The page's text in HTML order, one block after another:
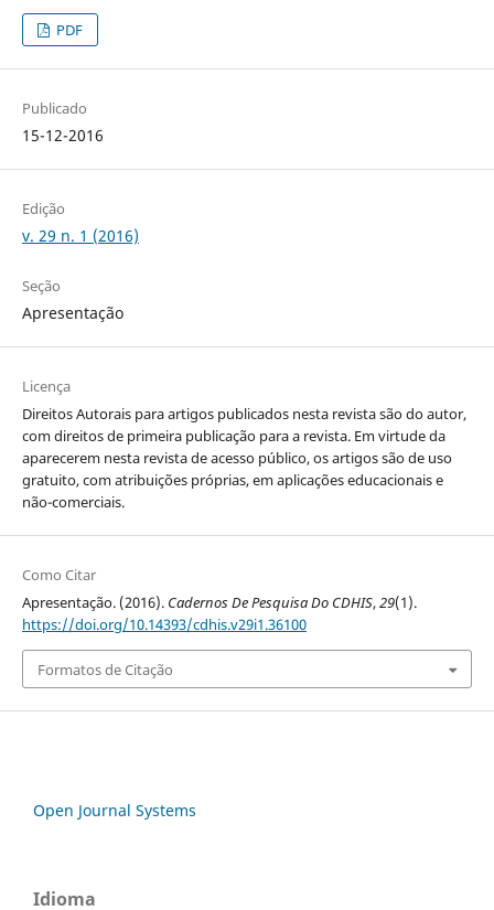
PDF
Publicado
15-12-2016
Edição
v. 29 n. 1 (2016)
Seção
Apresentação
Licença
Direitos Autorais para artigos publicados nesta revista são do autor,
com direitos de primeira publicação para a revista. Em virtude da
aparecerem nesta revista de acesso público, os artigos são de uso
gratuito, com atribuições próprias, em aplicações educacionais e
não-comerciais.
Como Citar
Apresentação. (2016). Cadernos De Pesquisa Do CDHIS,29(1).
https://doi.org/10.14393/cdhis.v29i1.36100
Formatos de Citação
Open Journal Systems
Idioma